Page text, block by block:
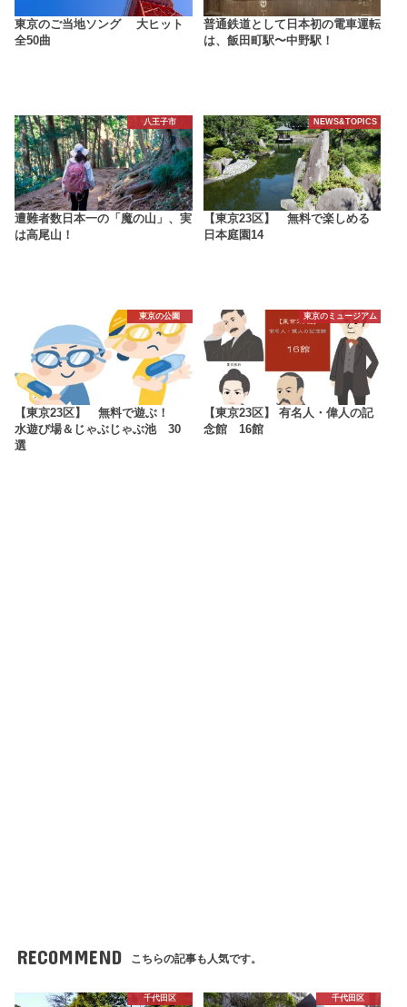
東京のご当地ソング 大ヒット
全50曲
普通鉄道として日本初の電車運転
は、飯田町駅〜中野駅！
八王子市
遭難者数日本一の「魔の山」、実
は高尾山！
NEWS&TOPICS
【東京23区】 無料で楽しめる
日本庭園14
東京の公園
【東京23区】 無料で遊ぶ！
水遊び場＆じゃぶじゃぶ池 30
選
東京のミュージアム
【東京23区】 有名人・偉人の記
念館 16館
RECOMMEND こちらの記事も人気です。
千代田区 千代田区